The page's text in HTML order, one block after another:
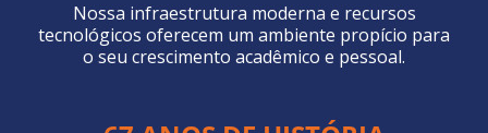
Nossa infraestrutura moderna e recursos
tecnológicos oferecem um ambiente propício para
o seu crescimento acadêmico e pessoal.